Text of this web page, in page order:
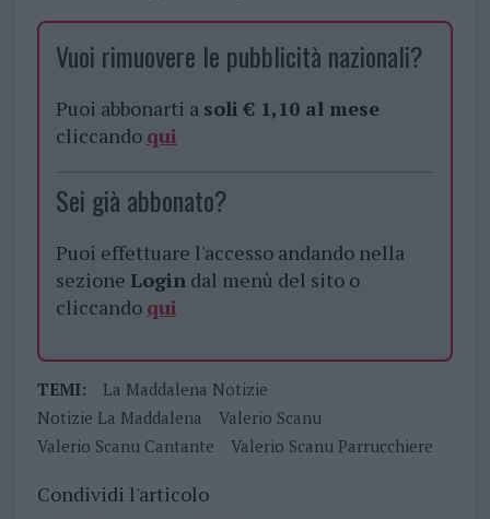
Vuoi rimuovere le pubblicità nazionali?
Puoi abbonarti a soli € 1,10 al mese
cliccando qui
Sei già abbonato?
Puoi effettuare l'accesso andando nella
sezione Logindal menù del sito o
cliccando qui
TEMI:
La Maddalena Notizie
Notizie La Maddalena
Valerio Scanu
Valerio Scanu Cantante
Valerio Scanu Parrucchiere
Condividi l'articolo